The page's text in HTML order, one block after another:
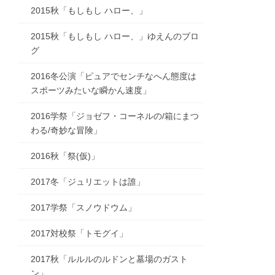
2015秋「もしもし ハロー、」
2015秋「もしもし ハロー、」ゆえんのブロ
グ
2016冬公演「ピュアでセンチなへん態度は
スポーツみたいな瞬かん速度」
2016学祭「ジョゼフ・コーネルの/箱にまつ
わる/奇妙な冒険」
2016秋「祭(仮)」
2017冬「ジュリエットは誰」
2017学祭「スノウドウム」
2017対校祭「トモグイ」
2017秋「ルルルのルドンと墓場のガスト